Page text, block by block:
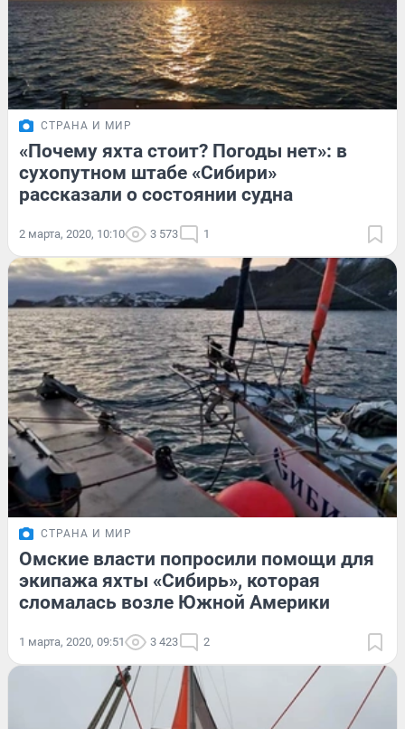
СТРАНА И МИР
«Почему яхта стоит? Погоды нет»: в
сухопутном штабе «Сибири»
рассказали о состоянии судна
2 марта, 2020, 10:10 3 573 1
СТРАНА И МИР
Омские власти попросили помощи для
экипажа яхты «Сибирь», которая
сломалась возле Южной Америки
1 марта, 2020, 09:51 3 423 2